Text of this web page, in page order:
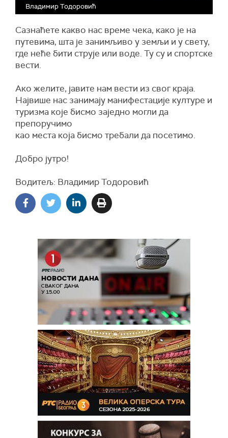
Владимир Тодоровић
Сазнаћете какво нас време чека, како је на
путевима, шта је занимљиво у земљи и у свету,
где неће бити струје или воде. Ту су и спортске
вести.
Ако желите, јавите нам вести из свог краја.
Највише нас занимају манифестације културе и
туризма које бисмо заједно могли да
препоручимо
као места која бисмо требали да посетимо.
Добро јутро!
Водитељ: Владимир Тодоровић